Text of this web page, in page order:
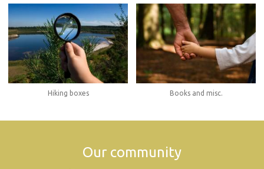
Hiking boxes Books and misc.
Our community